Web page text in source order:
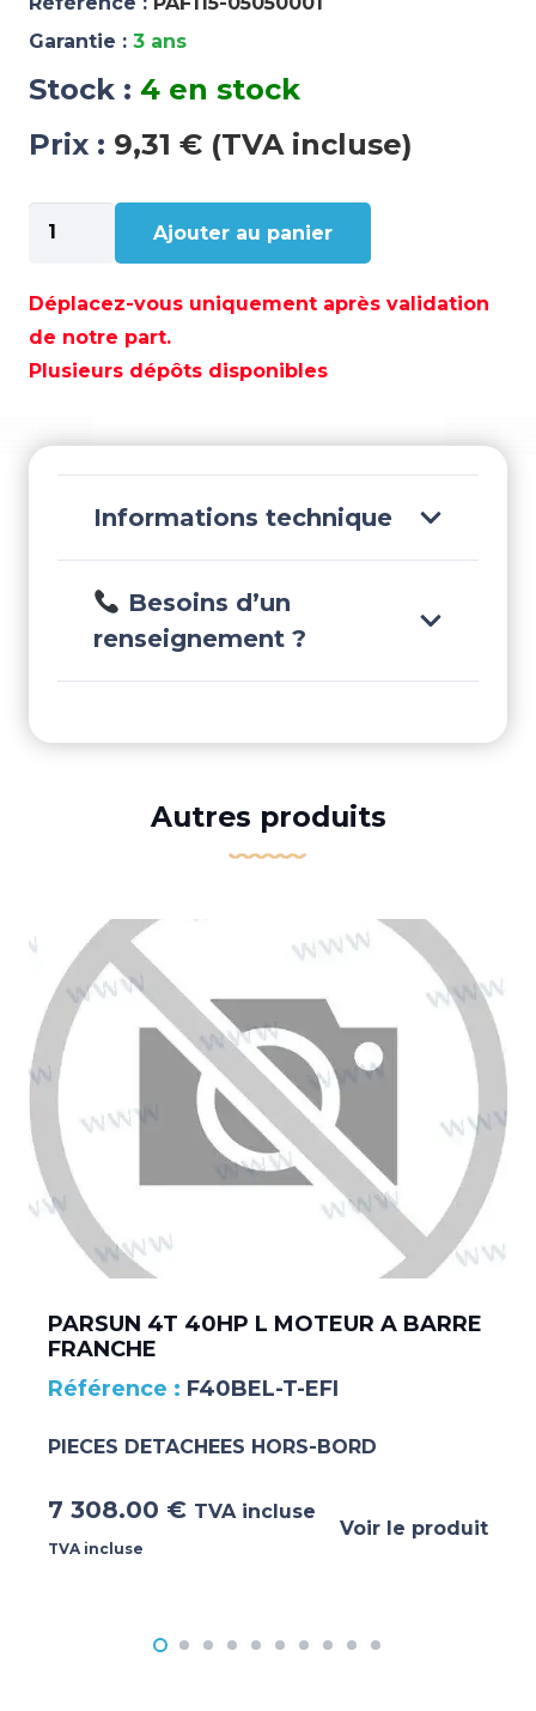
Garantie : 3 ans
Stock : 4 en stock
Prix : 9,31 € (TVA incluse)
quantité
de
–
PAF115-
05050001
Ajouter au panier
Déplacez-vous uniquement après validation
de notre part.
Plusieurs dépôts disponibles
Informations technique
Besoins d’un
renseignement ?
Autres produits
PARSUN 4T 40HP L MOTEUR A BARRE
FRANCHE
F40BEL-T-EFI
PIECES DETACHEES HORS-BORD
7 308.00 € TVA incluse
TVA incluse
Voir le produit